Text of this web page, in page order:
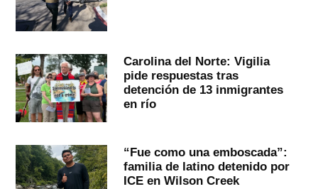
Carolina del Norte: Vigilia
pide respuestas tras
detención de 13 inmigrantes
en río
“Fue como una emboscada”:
familia de latino detenido por
ICE en Wilson Creek